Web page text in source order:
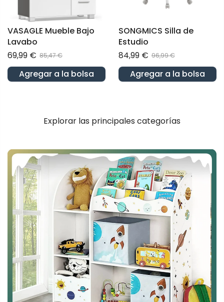
VASAGLE Mueble Bajo
Lavabo
69,99 € 85,47 €
Agregar a la bolsa
SONGMICS Silla de
Estudio
84,99 € 96,99 €
Agregar a la bolsa
Explorar las principales categorías